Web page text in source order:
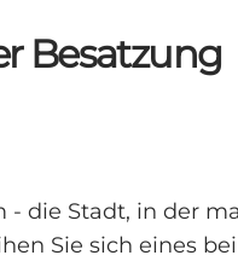
Besatzung
die Stadt, in der
Sie sich eines bei